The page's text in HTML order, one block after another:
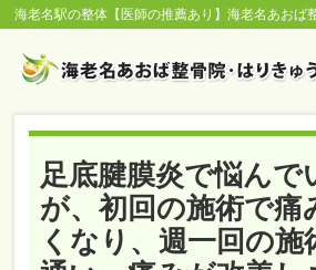
海老名駅の整体【医師の推薦あり】海老名あおば
足底腱膜炎で悩んで
が、初回の施術で痛
くなり、週一回の施